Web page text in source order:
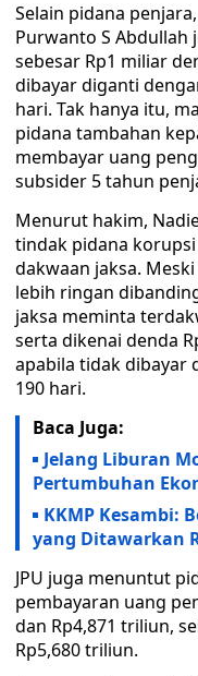
Selain pidana
Purwanto S Abdullah
sebesar Rp1 miliar
dibayar diganti
hari. Tak hanya itu,
pidana tambahan
membayar uang
subsider 5 tahun
Menurut hakim,
tindak pidana korupsi
dakwaan jaksa.
lebih ringan
jaksa meminta
serta dikenai denda
apabila tidak dibayar
190 hari.
Baca Juga:
Jelang Liburan
Pertumbuhan
KKMP Kesambi:
yang Ditawarkan
JPU juga menuntut
pembayaran uang
dan Rp4,871 triliun,
Rp5,680 triliun.